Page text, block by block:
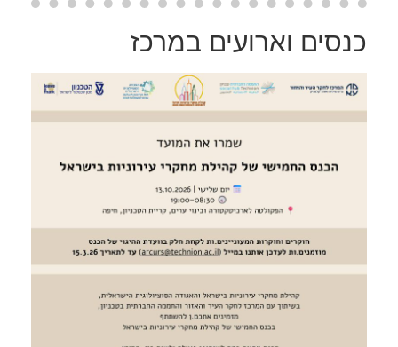
כנסים וארועים במרכז